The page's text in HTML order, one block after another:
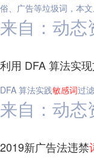
俗、广告等垃圾词，本
来自：动态
利用 DFA 算法实
DFA 算法实践敏感词过
来自：动态
2019新广告法违禁